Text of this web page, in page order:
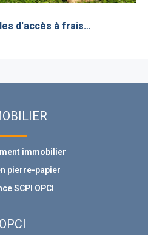
d'accès à frais…
immobilier
pierre-papier
SCPI OPCI
OPCI